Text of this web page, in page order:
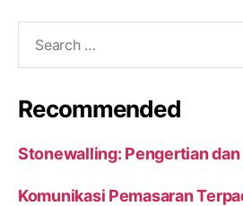
Recommended
Stonewalling: Pengertian dan
Komunikasi Pemasaran